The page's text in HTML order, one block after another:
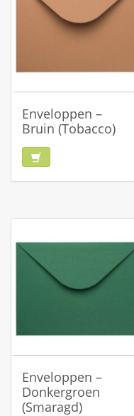
Enveloppen –
Bruin (Tobacco)
Enveloppen –
Donkergroen
(Smaragd)